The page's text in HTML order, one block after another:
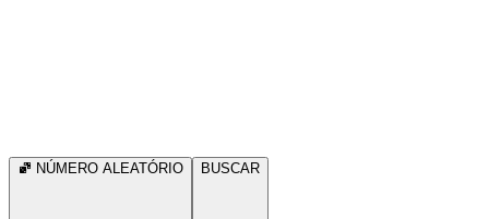
NÚMERO ALEATÓRIO BUSCAR